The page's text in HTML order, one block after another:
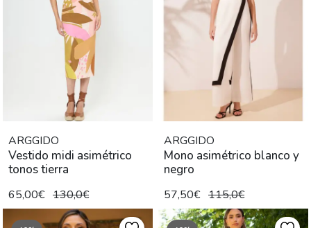
ARGGIDO
Vestido midi asimétrico
tonos tierra
65,00€ 130,0€
ARGGIDO
Mono asimétrico blanco y
negro
57,50€ 115,0€